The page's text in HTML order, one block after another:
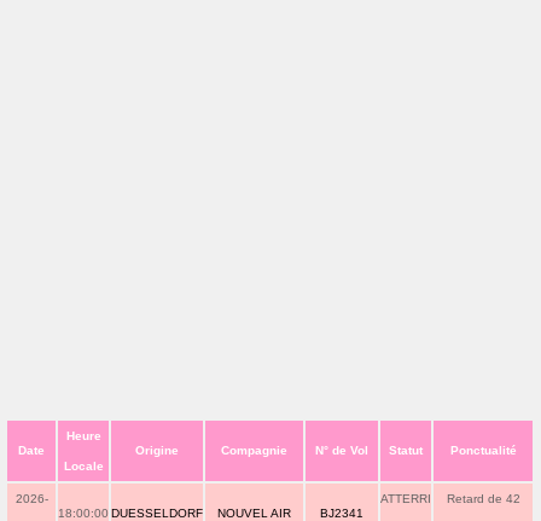
Date
Heure
Locale
Origine Compagnie N° de Vol Statut Ponctualité
2026-
18:00:00 DUESSELDORF NOUVEL AIR BJ2341
ATTERRI Retard de 42